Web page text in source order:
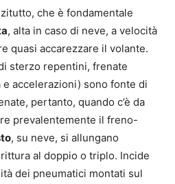
che è fondamentale
, alta in caso di neve, a velocità
quasi accarezzare il volante.
sterzo repentini, frenate
accelerazioni) sono fonte di
pertanto, quando c’è da
prevalentemente il freno-
, su neve, si allungano
al doppio o triplo. Incide
dei pneumatici montati sul